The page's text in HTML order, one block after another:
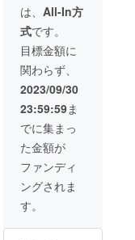
40名様
限定で
42％オ
フにて
ご用意
いたし
ます。
リター
ン価格
には消
費税と
送料を
含みま
す。
は、 All-In方
式です。
目標金額に
関わらず、
2023/09/30
23:59:59ま
でに集まっ
た金額が
ファンディ
ングされま
す。